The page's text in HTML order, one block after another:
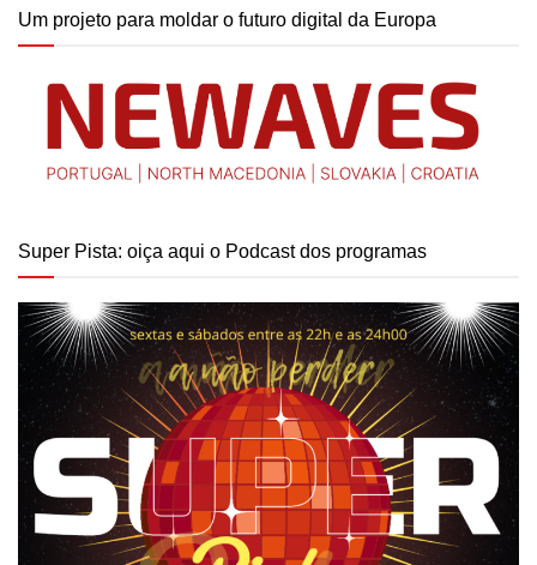
Um projeto para moldar o futuro digital da Europa
Super Pista: oiça aqui o Podcast dos programas